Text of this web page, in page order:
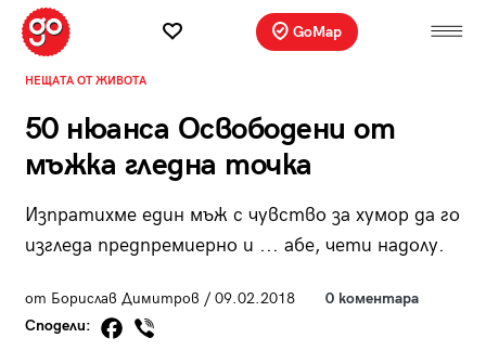
GoMap
НЕЩАТА ОТ ЖИВОТА
50 нюанса Освободени от
мъжка гледна точка
Изпратихме един мъж с чувство за хумор да го
изгледа предпремиерно и ... абе, чети надолу.
от Борислав Димитров / 09.02.2018
0 коментара
Сподели: